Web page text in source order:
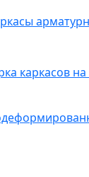
каркасов